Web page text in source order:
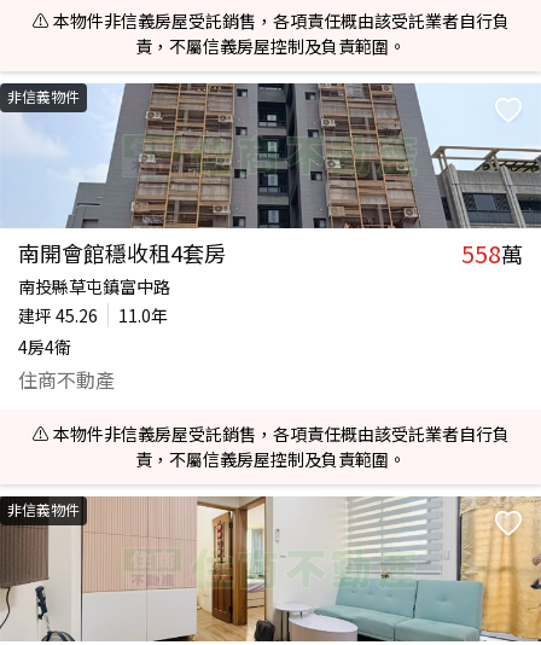
⚠️ 本物件非信義房屋受託銷售，各項責任概由該受託業者自行負
責，不屬信義房屋控制及負責範圍。
非信義物件
南開會館穩收租4套房 558萬
南投縣草屯鎮富中路
建坪 45.26
11.0年
4房4衛
住商不動產
⚠️ 本物件非信義房屋受託銷售，各項責任概由該受託業者自行負
責，不屬信義房屋控制及負責範圍。
非信義物件